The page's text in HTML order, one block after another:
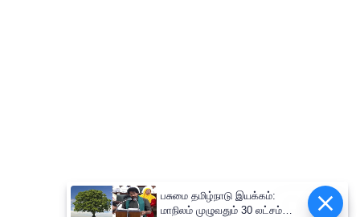
Epaper
பசுமை தமிழ்நாடு இயக்கம்:
மாநிலம் முழுவதும் 30 லட்சம்